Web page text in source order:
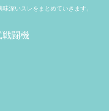
深いスレをまとめていきます。
戦闘機